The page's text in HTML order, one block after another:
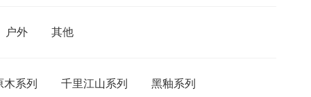
户外 其他
木系列 千里江山系列 黑釉系列